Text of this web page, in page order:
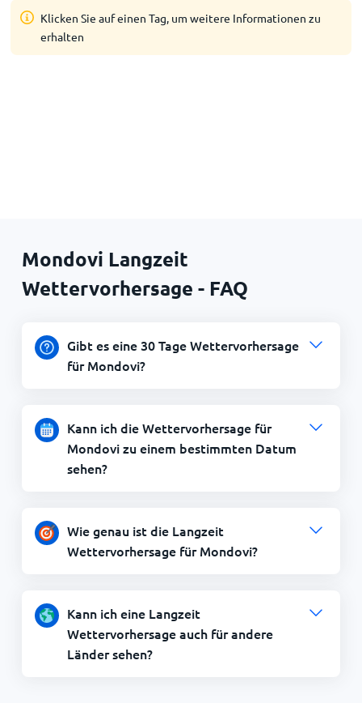
Klicken Sie auf einen Tag, um weitere Informationen zu
erhalten
Mondovi Langzeit
Wettervorhersage - FAQ
Gibt es eine 30 Tage Wettervorhersage
für Mondovi?
Kann ich die Wettervorhersage für
Mondovi zu einem bestimmten Datum
sehen?
Wie genau ist die Langzeit
Wettervorhersage für Mondovi?
Kann ich eine Langzeit
Wettervorhersage auch für andere
Länder sehen?